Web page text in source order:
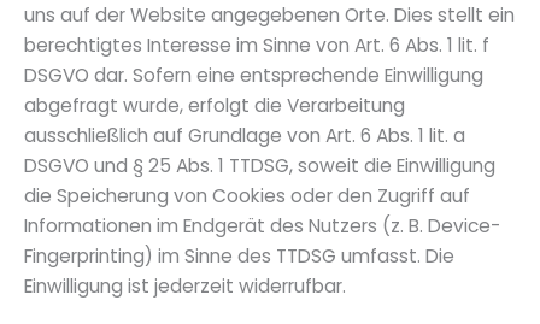
uns auf der Website angegebenen Orte. Dies stellt ein
berechtigtes Interesse im Sinne von Art. 6 Abs. 1 lit. f
DSGVO dar. Sofern eine entsprechende Einwilligung
abgefragt wurde, erfolgt die Verarbeitung
ausschließlich auf Grundlage von Art. 6 Abs. 1 lit. a
DSGVO und § 25 Abs. 1 TTDSG, soweit die Einwilligung
die Speicherung von Cookies oder den Zugriff auf
Informationen im Endgerät des Nutzers (z. B. Device-
Fingerprinting) im Sinne des TTDSG umfasst. Die
Einwilligung ist jederzeit widerrufbar.